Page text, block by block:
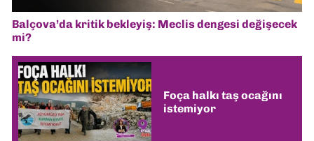
Balçova’da kritik bekleyiş: Meclis dengesi değişecek
mi?
Foça halkı taş ocağını
istemiyor